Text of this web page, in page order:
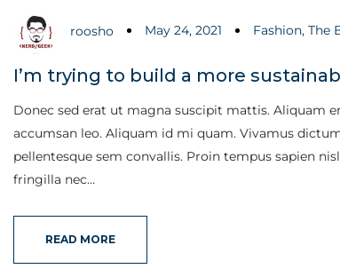
roosho May 24, 2021 Fashion, The
I’m trying to build a more
Donec sed erat ut magna suscipit mattis. Aliquam
accumsan leo. Aliquam id mi quam. Vivamus
pellentesque sem convallis. Proin tempus sapien
fringilla nec…
READ MORE